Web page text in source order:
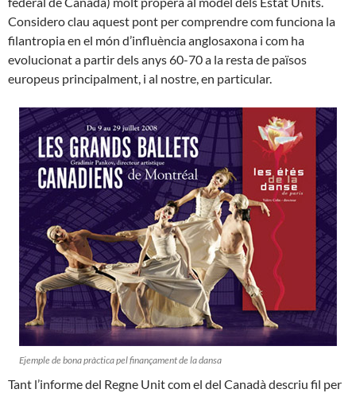
Considero clau aquest pont per comprendre com funciona la
filantropia en el món d’influència anglosaxona i com ha
evolucionat a partir dels anys 60-70 a la resta de països
europeus principalment, i al nostre, en particular.
Ejemple de bona pràctica pel finançament de la dansa
Tant l’informe del Regne Unit com el del Canadà descriu fil per